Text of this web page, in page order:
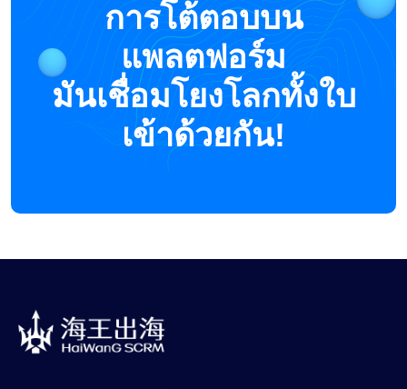
การโต้ตอบบน
แพลตฟอร์ม
มันเชื่อมโยงโลกทั้งใบ
เข้าด้วยกัน!